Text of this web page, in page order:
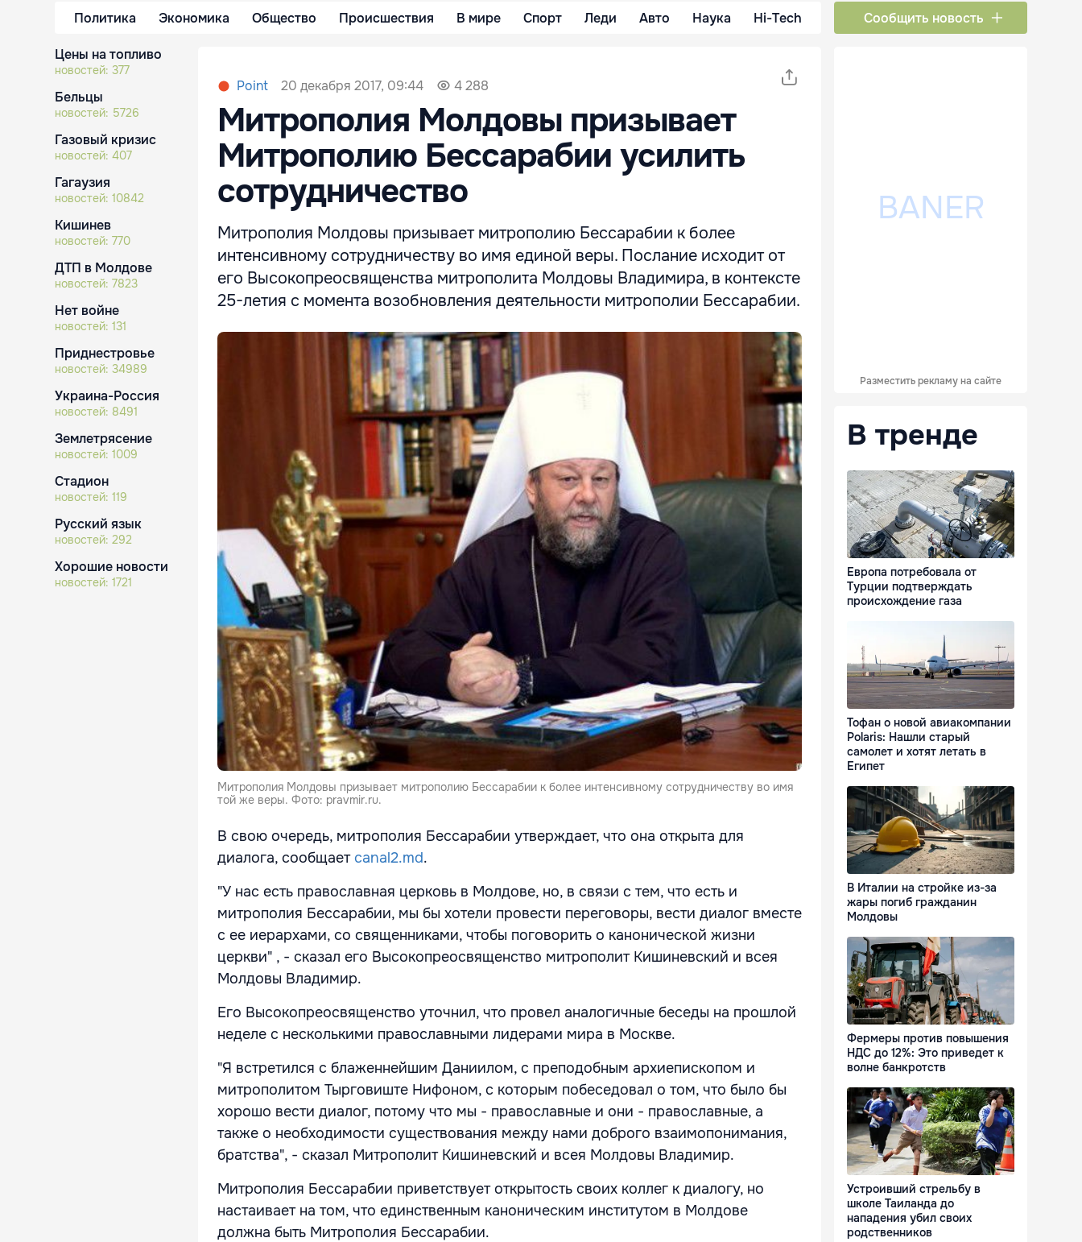
Политика Экономика Общество Происшествия В мире Спорт Леди Авто Наука Hi-Tech Сообщить новость
Цены на топливо
новостей: 377
Бельцы
новостей: 5726
Газовый кризис
новостей: 407
Гагаузия
новостей: 10842
Кишинев
новостей: 770
ДТП в Молдове
новостей: 7823
Нет войне
новостей: 131
Приднестровье
новостей: 34989
Украина-Россия
новостей: 8491
Землетрясение
новостей: 1009
Стадион
новостей: 119
Русский язык
новостей: 292
Хорошие новости
новостей: 1721
Point 20 декабря 2017, 09:44 4 288
Митрополия Молдовы призывает
Митрополию Бессарабии усилить
сотрудничество
Митрополия Молдовы призывает митрополию Бессарабии к более
интенсивному сотрудничеству во имя единой веры. Послание исходит от
его Высокопреосвященства митрополита Молдовы Владимира, в контексте
25-летия с момента возобновления деятельности митрополии Бессарабии.
Митрополия Молдовы призывает митрополию Бессарабии к более интенсивному сотрудничеству во имя
той же веры. Фото: pravmir.ru.
В свою очередь, митрополия Бессарабии утверждает, что она открыта для
диалога, сообщаетcanal2.md.
"У нас есть православная церковь в Молдове, но, в связи с тем, что есть и
митрополия Бессарабии, мы бы хотели провести переговоры, вести диалог вместе
с ее иерархами, со священниками, чтобы поговорить о канонической жизни
церкви" , - сказал его Высокопреосвященство митрополит Кишиневский и всея
Молдовы Владимир.
Его Высокопреосвященство уточнил, что провел аналогичные беседы на прошлой
неделе с несколькими православными лидерами мира в Москве.
"Я встретился с блаженнейшим Даниилом, с преподобным архиепископом и
митрополитом Тырговиште Нифоном, с которым побеседовал о том, что было бы
хорошо вести диалог, потому что мы - православные и они - православные, а
также о необходимости существования между нами доброго взаимопонимания,
братства", - сказал Митрополит Кишиневский и всея Молдовы Владимир.
Митрополия Бессарабии приветствует открытость своих коллег к диалогу, но
настаивает на том, что единственным каноническим институтом в Молдове
должна быть Митрополия Бессарабии.
Разместить рекламу на сайте
В тренде
Европа потребовала от
Турции подтверждать
происхождение газа
Тофан о новой авиакомпании
Polaris: Нашли старый
самолет и хотят летать в
Египет
В Италии на стройке из-за
жары погиб гражданин
Молдовы
Фермеры против повышения
НДС до 12%: Это приведет к
волне банкротств
Устроивший стрельбу в
школе Таиланда до
нападения убил своих
родственников